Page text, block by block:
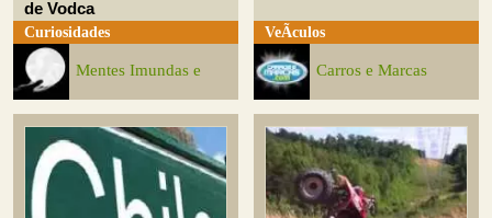
de Vodca
Curiosidades
Mentes Imundas e
VeÃ­culos
Carros e Marcas